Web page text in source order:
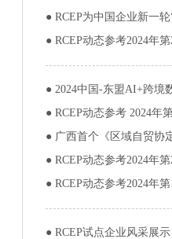
● RCEP为中国企业新一
● RCEP动态参考2024年第
● 2024中国-东盟AI+跨境
● RCEP动态参考 2024年
● 广西首个《区域自贸协
● RCEP动态参考2024年第
● RCEP动态参考2024年
● RCEP试点企业风采展示